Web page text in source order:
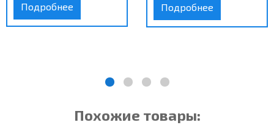
Подробнее Подробнее
Похожие товары: